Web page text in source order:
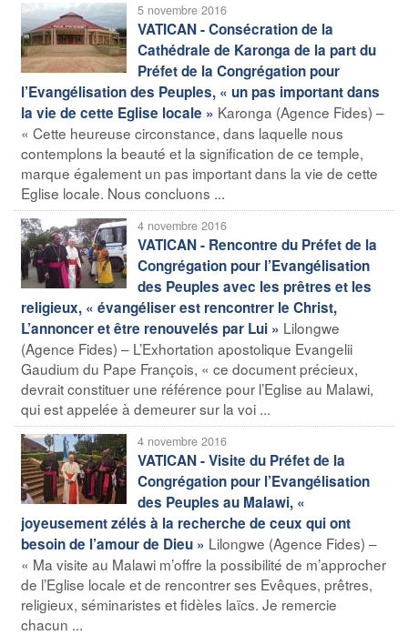
5 novembre 2016
VATICAN - Consécration de la
Cathédrale de Karonga de la part du
Préfet de la Congrégation pour
l’Evangélisation des Peuples, « un pas important dans
la vie de cette Eglise locale » Karonga (Agence Fides) –
« Cette heureuse circonstance, dans laquelle nous
contemplons la beauté et la signification de ce temple,
marque également un pas important dans la vie de cette
Eglise locale. Nous concluons ...
4 novembre 2016
VATICAN - Rencontre du Préfet de la
Congrégation pour l’Evangélisation
des Peuples avec les prêtres et les
religieux, « évangéliser est rencontrer le Christ,
L’annoncer et être renouvelés par Lui » Lilongwe
(Agence Fides) – L’Exhortation apostolique Evangelii
Gaudium du Pape François, « ce document précieux,
devrait constituer une référence pour l’Eglise au Malawi,
qui est appelée à demeurer sur la voi ...
4 novembre 2016
VATICAN - Visite du Préfet de la
Congrégation pour l’Evangélisation
des Peuples au Malawi, «
joyeusement zélés à la recherche de ceux qui ont
besoin de l’amour de Dieu » Lilongwe (Agence Fides) –
« Ma visite au Malawi m’offre la possibilité de m’approcher
de l’Eglise locale et de rencontrer ses Evêques, prêtres,
religieux, séminaristes et fidèles laïcs. Je remercie
chacun ...